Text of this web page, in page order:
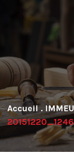
.